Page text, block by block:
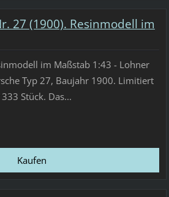
27 (1900). Resinmodell im
im Maßstab 1:43 - Lohner
Typ 27, Baujahr 1900. Limitiert
Stück. Das...